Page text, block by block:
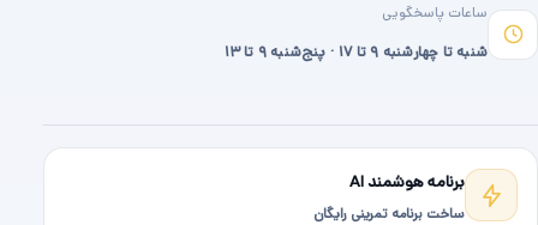
ساعات پاسخگویی
شنبه تا چهارشنبه ۹ تا ۱۷ · پنج‌شنبه ۹ تا ۱۳
برنامه هوشمند AI
ساخت برنامه تمرینی رایگان